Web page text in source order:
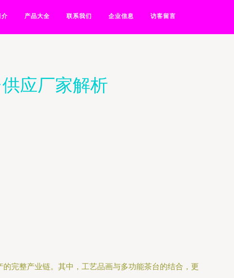
介 产品大全 联系我们 企业信息 访客留言
应厂家解析
完整产业链。其中，工艺品画与多功能茶台的结合，更